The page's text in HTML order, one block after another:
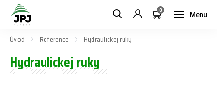
Menu
0
Úvod Reference Hydraulickej ruky
Hydraulickej ruky